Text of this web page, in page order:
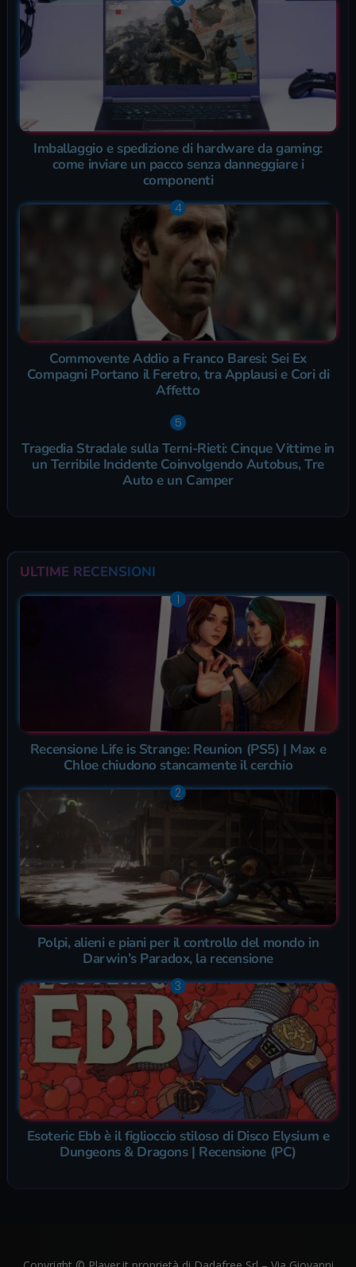
Imballaggio e spedizione di hardware da gaming:
come inviare un pacco senza danneggiare i
componenti
Commovente Addio a Franco Baresi: Sei Ex
Compagni Portano il Feretro, tra Applausi e Cori di
Affetto
Tragedia Stradale sulla Terni-Rieti: Cinque Vittime in
un Terribile Incidente Coinvolgendo Autobus, Tre
Auto e un Camper
ULTIME RECENSIONI
Recensione Life is Strange: Reunion (PS5) | Max e
Chloe chiudono stancamente il cerchio
Polpi, alieni e piani per il controllo del mondo in
Darwin’s Paradox, la recensione
Esoteric Ebb è il figlioccio stiloso di Disco Elysium e
Dungeons & Dragons | Recensione (PC)